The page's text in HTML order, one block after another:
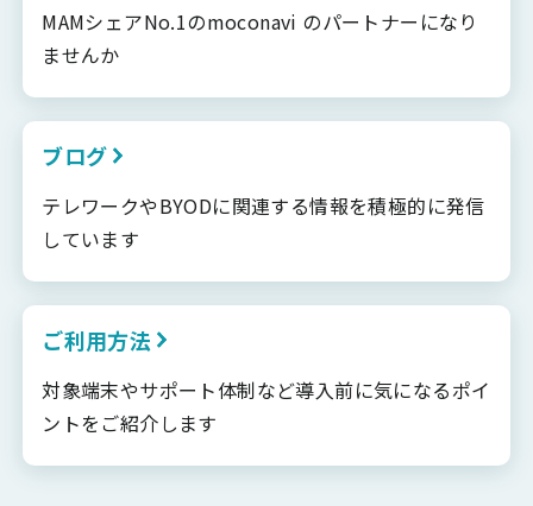
MAMシェアNo.1のmoconavi のパートナーになり
ませんか
ブログ
テレワークやBYODに関連する情報を積極的に発信
しています
ご利用方法
対象端末やサポート体制など導入前に気になるポイ
ントをご紹介します